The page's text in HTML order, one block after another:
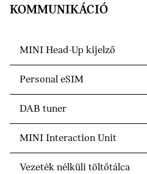
KOMMUNIKÁCIÓ
MINI Head-Up kijelző
Personal eSIM
DAB tuner
MINI Interaction Unit
Vezeték nélküli töltőtálca